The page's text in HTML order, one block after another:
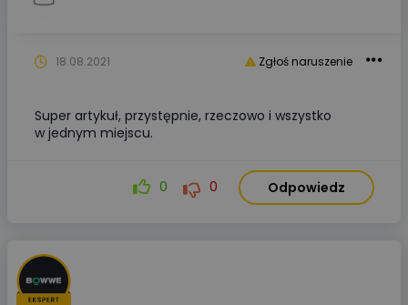
Zgłoś naruszenie
18.08.2021
Super artykuł, przystępnie, rzeczowo i wszystko
w jednym miejscu.
0 0 Odpowiedz